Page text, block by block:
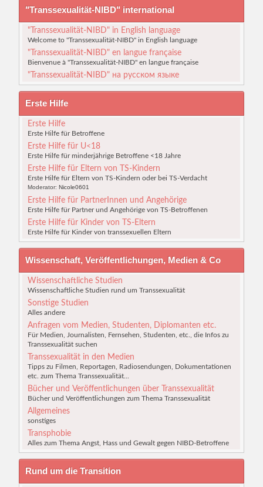
"Transsexualität-NIBD" international
"Transsexualität-NIBD" in English language
Welcome to "Transsexualität-NIBD" in English language
"Transsexualität-NIBD" en langue française
Bienvenue à "Transsexualität-NIBD" en langue française
"Transsexualität-NIBD" на русском языке
Erste Hilfe
Erste Hilfe
Erste Hilfe für Betroffene
Erste Hilfe für U<18
Erste Hilfe für minderjährige Betroffene <18 Jahre
Erste Hilfe für Eltern von TS-Kindern
Erste Hilfe für Eltern von TS-Kindern oder bei TS-Verdacht
Moderator:Nicole0601
Erste Hilfe für PartnerInnen und Angehörige
Erste Hilfe für Partner und Angehörige von TS-Betroffenen
Erste Hilfe für Kinder von TS-Eltern
Erste Hilfe für Kinder von transsexuellen Eltern
Wissenschaft, Veröffentlichungen, Medien & Co
Wissenschaftliche Studien
Wissenschaftliche Studien rund um Transsexualität
Sonstige Studien
Alles andere
Anfragen vom Medien, Studenten, Diplomanten etc.
Für Medien, Journalisten, Fernsehen, Studenten, etc., die Infos zu
Transsexualität suchen
Transsexualität in den Medien
Tipps zu Filmen, Reportagen, Radiosendungen, Dokumentationen
etc. zum Thema Transsexualität...
Bücher und Veröffentlichungen über Transsexualität
Bücher und Veröffentlichungen zum Thema Transsexualität
Allgemeines
sonstiges
Transphobie
Alles zum Thema Angst, Hass und Gewalt gegen NIBD-Betroffene
Rund um die Transition